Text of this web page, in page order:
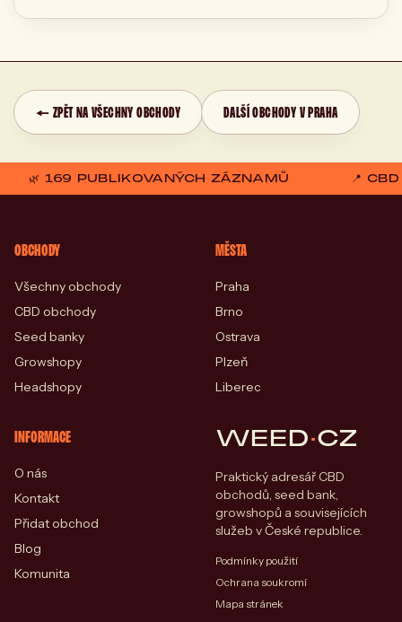
← ZPĚT NA VŠECHNY OBCHODY DALŠÍ OBCHODY V PRAHA
🌿 169 PUBLIKOVANÝCH ZÁZNAMŮ 📍
OBCHODY
Všechny obchody
CBD obchody
Seed banky
Growshopy
Headshopy
MĚSTA
Praha
Brno
Ostrava
Plzeň
Liberec
INFORMACE
O nás
Kontakt
Přidat obchod
Blog
Komunita
WEED·CZ
Praktický adresář CBD
obchodů, seed bank,
growshopů a souvisejících
služeb v České republice.
Podmínky použití
Ochrana soukromí
Mapa stránek